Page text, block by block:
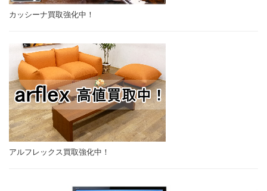
カッシーナ買取強化中！
アルフレックス買取強化中！